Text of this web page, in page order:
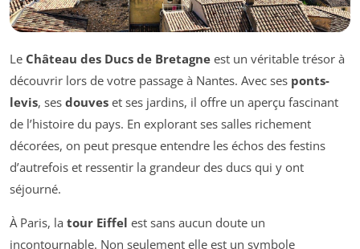
Le Château des Ducs de Bretagne est un véritable trésor à
découvrir lors de votre passage à Nantes. Avec ses ponts-
levis, ses douves et ses jardins, il offre un aperçu fascinant
de l’histoire du pays. En explorant ses salles richement
décorées, on peut presque entendre les échos des festins
d’autrefois et ressentir la grandeur des ducs qui y ont
séjourné.
À Paris, la tour Eiffel est sans aucun doute un
incontournable. Non seulement elle est un symbole